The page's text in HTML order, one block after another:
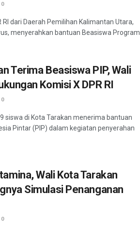
0
RI dari Daerah Pemilihan Kalimantan Utara,
menyerahkan bantuan Beasiswa Program
Terima Beasiswa PIP, Wali
Komisi X DPR RI
0
siswa di Kota Tarakan menerima bantuan
Pintar (PIP) dalam kegiatan penyerahan
Wali Kota Tarakan
Simulasi Penanganan
0